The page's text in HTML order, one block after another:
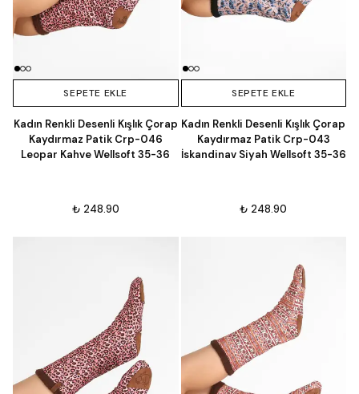
SEPETE EKLE
Kadın Renkli Desenli Kışlık Çorap
Kaydırmaz Patik Crp-046
Leopar Kahve Wellsoft 35-36
₺ 248.90
SEPETE EKLE
Kadın Renkli Desenli Kışlık Çorap
Kaydırmaz Patik Crp-043
İskandinav Siyah Wellsoft 35-36
₺ 248.90